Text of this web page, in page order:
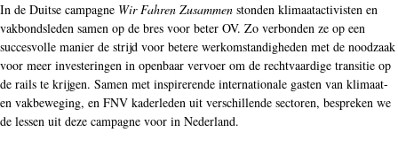
In de Duitse campagne Wir Fahren Zusammen stonden klimaatactivisten en
vakbondsleden samen op de bres voor beter OV. Zo verbonden ze op een
succesvolle manier de strijd voor betere werkomstandigheden met de noodzaak
voor meer investeringen in openbaar vervoer om de rechtvaardige transitie op
de rails te krijgen. Samen met inspirerende internationale gasten van klimaat-
en vakbeweging, en FNV kaderleden uit verschillende sectoren, bespreken we
de lessen uit deze campagne voor in Nederland.